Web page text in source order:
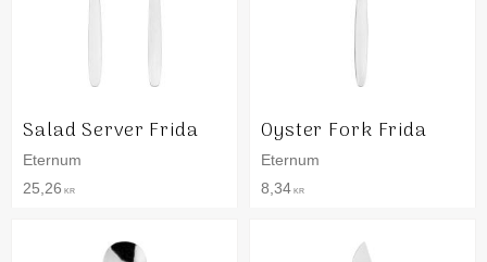
Salad Server Frida
Eternum
25,26 KR
Oyster Fork Frida
Eternum
8,34 KR